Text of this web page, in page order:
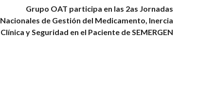
Grupo OAT participa en las 2as Jornadas
Nacionales de Gestión del Medicamento, Inercia
Clínica y Seguridad en el Paciente de SEMERGEN